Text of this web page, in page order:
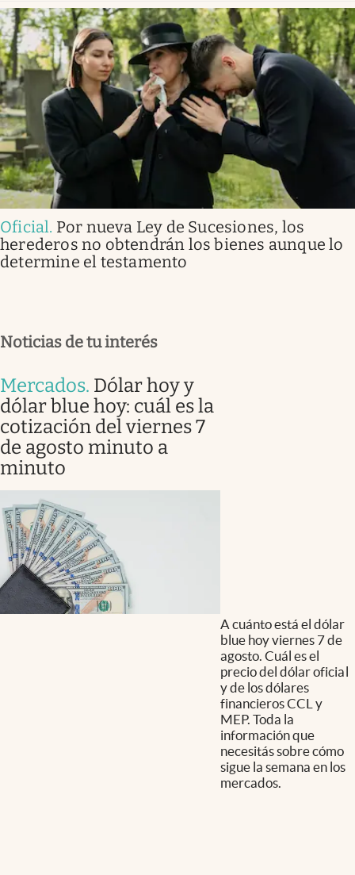
Oficial. Por nueva Ley de Sucesiones, los
herederos no obtendrán los bienes aunque lo
determine el testamento
Noticias de tu interés
Mercados. Dólar hoy y
dólar blue hoy: cuál es la
cotización del viernes 7
de agosto minuto a
minuto
A cuánto está el dólar
blue hoy viernes 7 de
agosto. Cuál es el
precio del dólar oficial
y de los dólares
financieros CCL y
MEP. Toda la
información que
necesitás sobre cómo
sigue la semana en los
mercados.